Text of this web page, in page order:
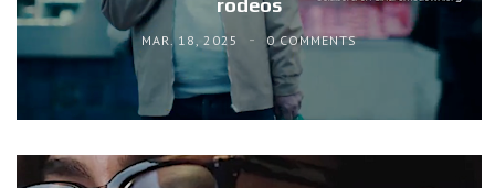
rodeos
MAR. 18, 2025 0 COMMENTS